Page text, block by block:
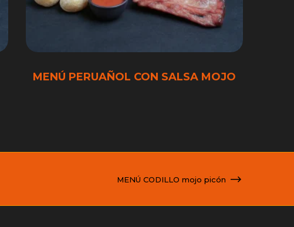
MENÚ PERUAÑOL CON SALSA MOJO
MENÚ CODILLO mojo picón